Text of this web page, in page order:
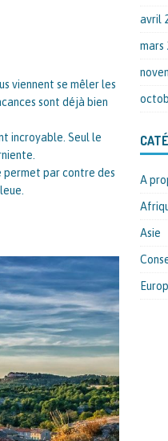
viennent se mêler les
sont déjà bien
incroyable. Seul le
permet par contre des
avril
mars
A
Asie